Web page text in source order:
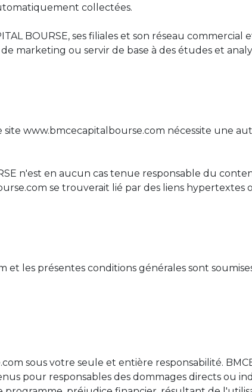
collectées.
BOURSE, ses filiales et son réseau
marketing ou servir de base à des études et
www.bmcecapitalbourse.com nécessite une
n'est en aucun cas tenue responsable du
se trouverait lié par des liens
et les présentes conditions générales sont
sous votre seule et entière responsabilité.
pour responsables des dommages directs ou